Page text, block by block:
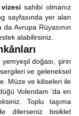
sahibi olmanız
sayfasında yer alan
da Avrupa Rüyasının
alabilirsiniz.
doğası, şirin
ve geleneksel
Müze ve kiliseleri ile
Volendam ‘da en
Toplu taşıma
dilerseniz bisiklet